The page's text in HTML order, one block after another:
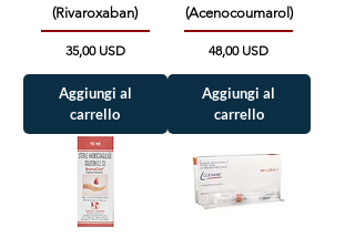
(Rivaroxaban)
Prezzo
35,00 USD
Aggiungi al
carrello
(Acenocoumarol)
Prezzo
48,00 USD
Aggiungi al
carrello